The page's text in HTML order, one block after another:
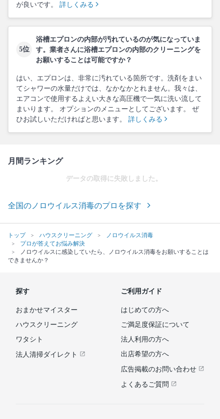
が良いです。 詳しくみる
5位
浴槽エプロンの内部が汚れているのが気になっていま
す。業者さんに浴槽エプロンの内部のクリーニングを
お願いすることは可能ですか？
はい、エプロンは、非常に汚れている箇所です。洗剤をまい
てシャワーの水量だけでは、なかなかとれません。我々は、
エアコンで使用するよえい大きな高圧機で一気に洗い流して
まいります。 オプションのメニューとしてございます。 ぜ
ひお試しいただければと思います。 詳しくみる
月間ランキング
データの取得に失敗しました。
全国のノロウイルス消毒のプロを探す
トップ ハウスクリーニング
ノロウイルス消毒
プロが答えてお悩み解決
ノロウイルスに感染していたら、ノロウイルス消毒をお願いすることは
できませんか？
探す
おまかせマイスター
ハウスクリーニング
ワタシト
法人清掃ダイレクト
ご利用ガイド
はじめての方へ
ご満足度保証について
法人利用の方へ
出店希望の方へ
広告掲載のお問い合わせ
よくあるご質問